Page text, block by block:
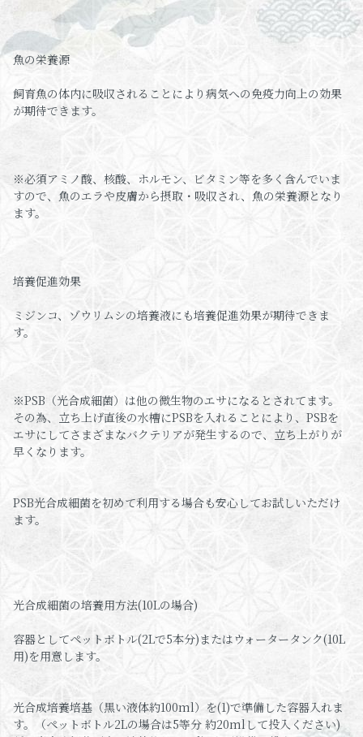
魚の栄養源
飼育魚の体内に吸収されることにより病気への免疫力向上の効果
が期待できます。
※必須アミノ酸、核酸、ホルモン、ビタミン等を多く含んでいま
すので、魚のエラや皮膚から摂取・吸収され、魚の栄養源となり
ます。
培養促進効果
ミジンコ、ゾウリムシの培養液にも培養促進効果が期待できま
す。
※PSB（光合成細菌）は他の微生物のエサになるとされてます。
その為、立ち上げ直後の水槽にPSBを入れることにより、PSBを
エサにしてさまざまなバクテリアが発生するので、立ち上がりが
早くなります。
PSB光合成細菌を初めて利用する場合も安心してお試しいただけ
ます。
光合成細菌の培養用方法(10Lの場合)
容器としてペットボトル(2Lで5本分)またはウォータータンク(10L
用)を用意します。
光合成培養培基（黒い液体約100ml）を(1)で準備した容器入れま
す。（ペットボトル2Lの場合は5等分 約20mlして投入ください)